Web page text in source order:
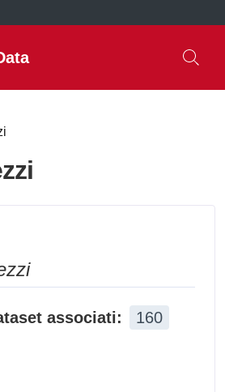
associati: 160